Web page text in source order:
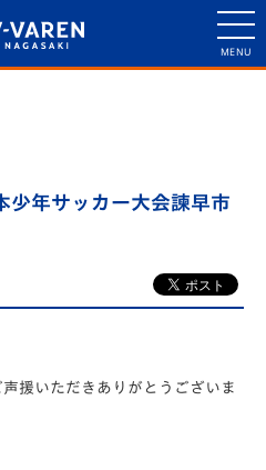
年サッカー大会諫早市
援いただきありがとうございま